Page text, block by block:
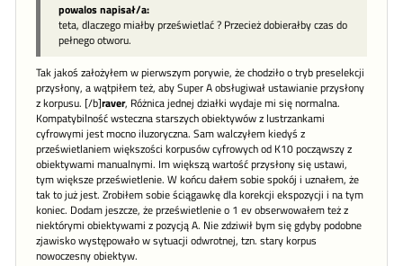
powalos napisał/a:
teta, dlaczego miałby prześwietlać ? Przecież dobierałby czas do
pełnego otworu.
Tak jakoś założyłem w pierwszym porywie, że chodziło o tryb preselekcji
przysłony, a wątpiłem też, aby Super A obsługiwał ustawianie przysłony
z korpusu. [/b]raver, Różnica jednej działki wydaje mi się normalna.
Kompatybilność wsteczna starszych obiektywów z lustrzankami
cyfrowymi jest mocno iluzoryczna. Sam walczyłem kiedyś z
prześwietlaniem większości korpusów cyfrowych od K10 począwszy z
obiektywami manualnymi. Im większą wartość przysłony się ustawi,
tym większe prześwietlenie. W końcu dałem sobie spokój i uznałem, że
tak to już jest. Zrobiłem sobie ściągawkę dla korekcji ekspozycji i na tym
koniec. Dodam jeszcze, że prześwietlenie o 1 ev obserwowałem też z
niektórymi obiektywami z pozycją A. Nie zdziwił bym się gdyby podobne
zjawisko występowało w sytuacji odwrotnej, tzn. stary korpus
nowoczesny obiektyw.